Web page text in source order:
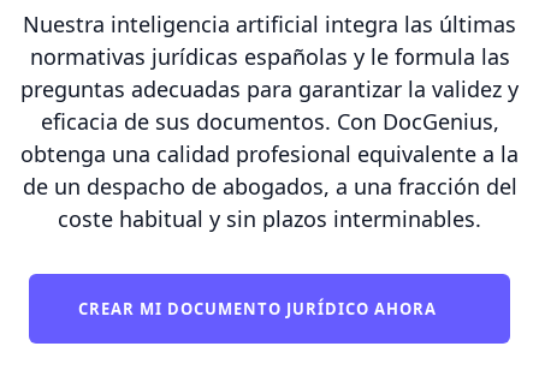
Nuestra inteligencia artificial integra las últimas
normativas jurídicas españolas y le formula las
preguntas adecuadas para garantizar la validez y
eficacia de sus documentos. Con DocGenius,
obtenga una calidad profesional equivalente a la
de un despacho de abogados, a una fracción del
coste habitual y sin plazos interminables.
CREAR MI DOCUMENTO JURÍDICO AHORA